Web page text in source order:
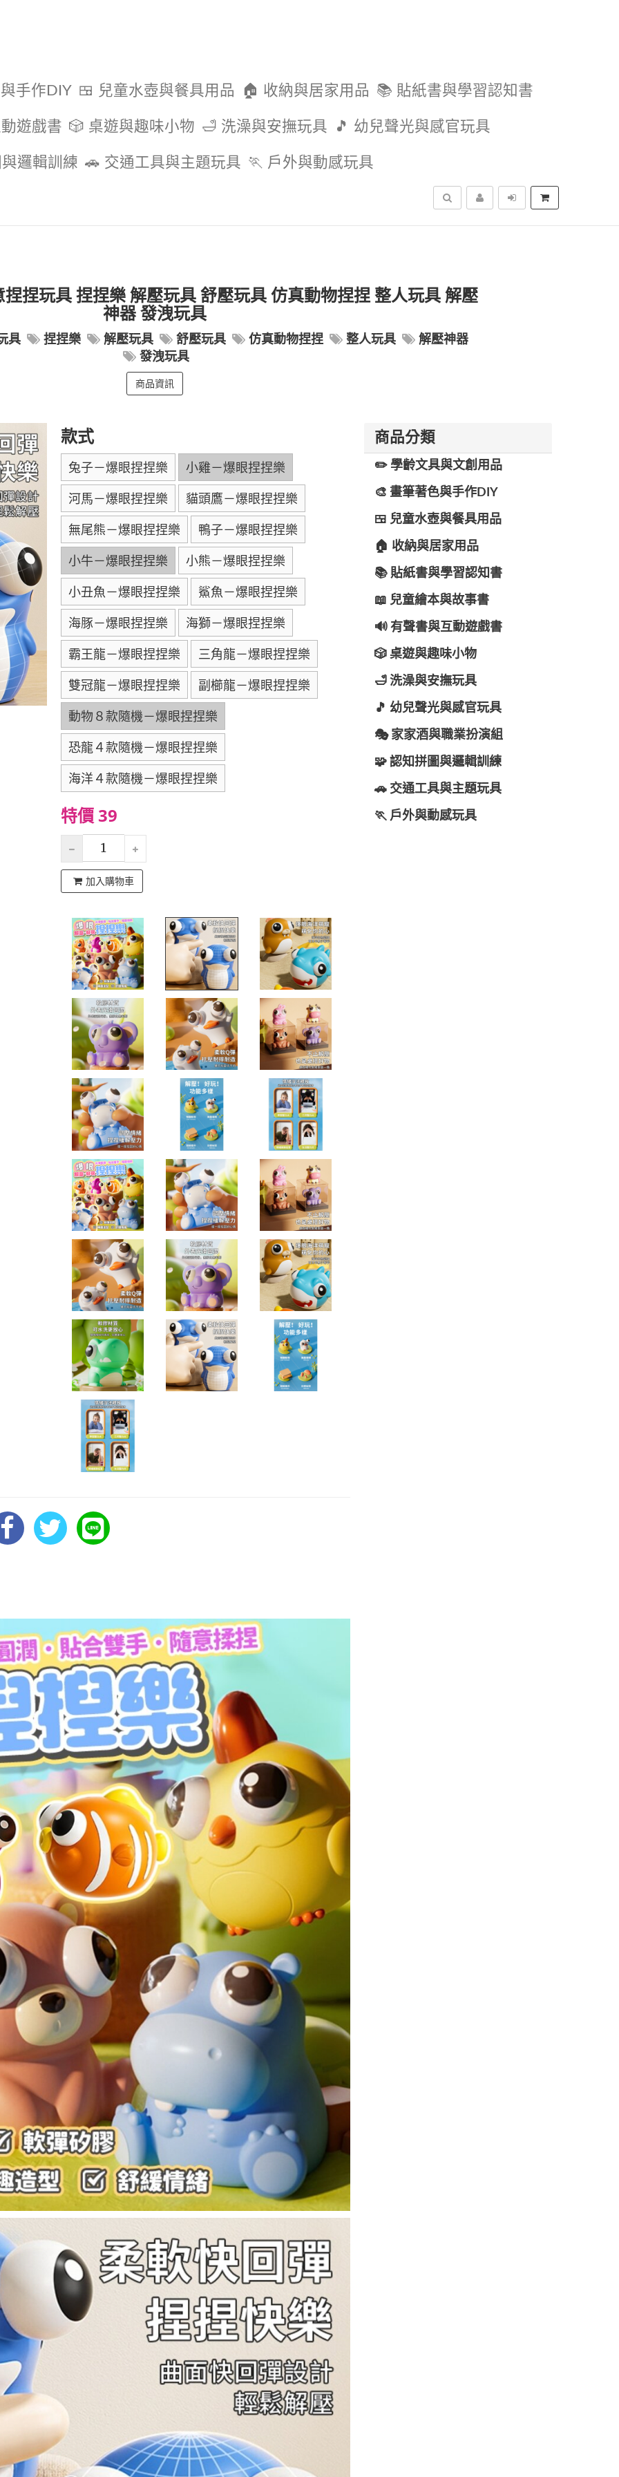
手作DIY 🍱 兒童水壺與餐具用品 🏠 收納與居家用品 📚 貼紙書與學習認知書
遊戲書 🎲 桌遊與趣味小物 🛁 洗澡與安撫玩具 🎵 幼兒聲光與感官玩具
邏輯訓練 🚗 交通工具與主題玩具 🏃 戶外與動感玩具
搜尋
捏玩具 捏捏樂 解壓玩具 舒壓玩具 仿真動物捏捏 整人玩具 解壓
神器 發洩玩具
具 捏捏樂 解壓玩具 舒壓玩具 仿真動物捏捏 整人玩具
解壓神器
發洩玩具
商品資訊
款式
兔子－爆眼捏捏樂 小雞－爆眼捏捏樂
河馬－爆眼捏捏樂 貓頭鷹－爆眼捏捏樂
無尾熊－爆眼捏捏樂 鴨子－爆眼捏捏樂
小牛－爆眼捏捏樂 小熊－爆眼捏捏樂
小丑魚－爆眼捏捏樂 鯊魚－爆眼捏捏樂
海豚－爆眼捏捏樂 海獅－爆眼捏捏樂
霸王龍－爆眼捏捏樂 三角龍－爆眼捏捏樂
雙冠龍－爆眼捏捏樂 副櫛龍－爆眼捏捏樂
動物８款隨機－爆眼捏捏樂
恐龍４款隨機－爆眼捏捏樂
海洋４款隨機－爆眼捏捏樂
特價 39
加入購物車
商品分類
✏️ 學齡文具與文創用品
🎨 畫筆著色與手作DIY
🍱 兒童水壺與餐具用品
🏠 收納與居家用品
📚 貼紙書與學習認知書
📖 兒童繪本與故事書
🔊 有聲書與互動遊戲書
🎲 桌遊與趣味小物
🛁 洗澡與安撫玩具
🎵 幼兒聲光與感官玩具
🎭 家家酒與職業扮演組
🧩 認知拼圖與邏輯訓練
🚗 交通工具與主題玩具
🏃 戶外與動感玩具